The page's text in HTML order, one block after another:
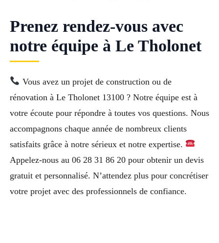
Prenez rendez-vous avec
notre équipe à Le Tholonet
Vous avez un projet de construction ou de
rénovation à Le Tholonet 13100 ? Notre équipe est à
votre écoute pour répondre à toutes vos questions. Nous
accompagnons chaque année de nombreux clients
satisfaits grâce à notre sérieux et notre expertise.
Appelez-nous au 06 28 31 86 20 pour obtenir un devis
gratuit et personnalisé. N’attendez plus pour concrétiser
votre projet avec des professionnels de confiance.